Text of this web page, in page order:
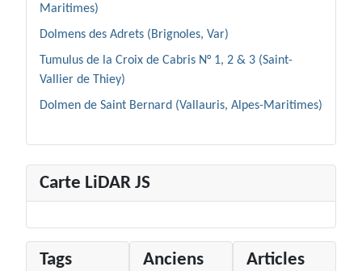
Maritimes)
Dolmens des Adrets (Brignoles, Var)
Tumulus de la Croix de Cabris N° 1, 2 & 3 (Saint-
Vallier de Thiey)
Dolmen de Saint Bernard (Vallauris, Alpes-Maritimes)
Carte LiDAR JS
Tags
Anciens
Articles